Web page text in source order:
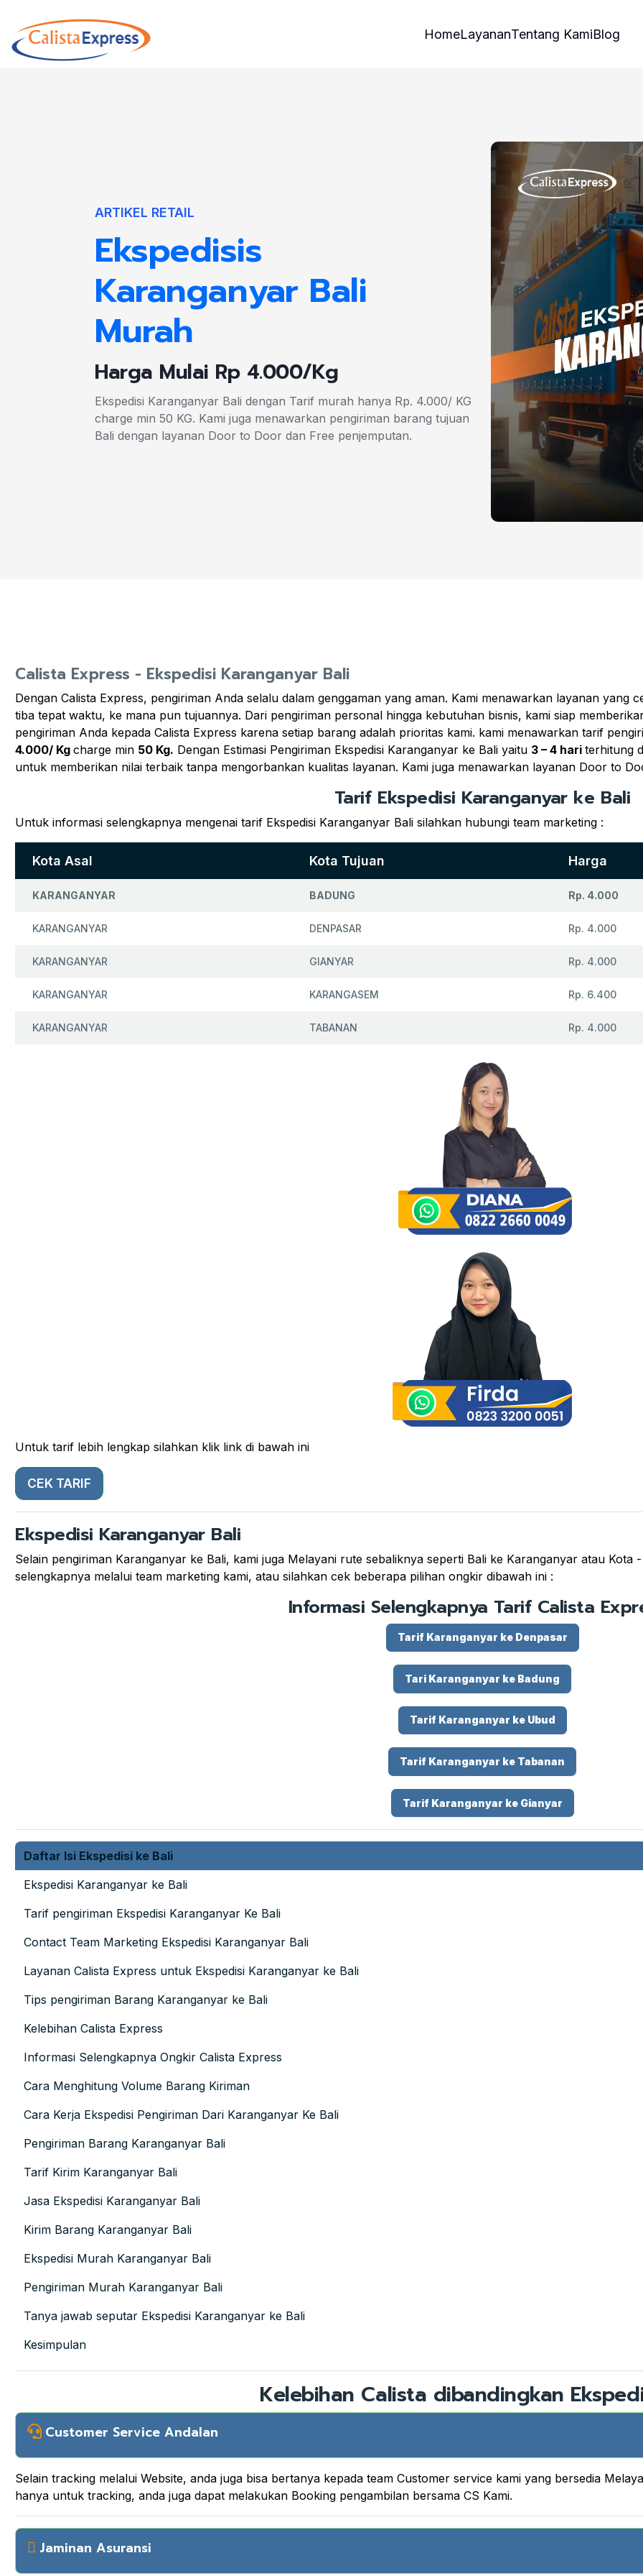
HomeLayananTentang KamiBlog
ARTIKEL RETAIL
Ekspedisis
Karanganyar Bali
Murah
Harga Mulai Rp 4.000/Kg
Ekspedisi Karanganyar Bali dengan Tarif murah hanya Rp. 4.000/ KG
charge min 50 KG. Kami juga menawarkan pengiriman barang tujuan
Bali dengan layanan Door to Door dan Free penjemputan.
Calista Express - Ekspedisi Karanganyar Bali
Dengan Calista Express, pengiriman Anda selalu dalam genggaman yang aman. Kami menawarkan layanan yang
tiba tepat waktu, ke mana pun tujuannya. Dari pengiriman personal hingga kebutuhan bisnis, kami siap
pengiriman Anda kepada Calista Express karena setiap barang adalah prioritas kami. kami menawarkan tarif
4.000/ Kg charge min 50 Kg. Dengan Estimasi Pengiriman Ekspedisi Karanganyar ke Bali yaitu 3 – 4 hari terhitung
untuk memberikan nilai terbaik tanpa mengorbankan kualitas layanan. Kami juga menawarkan layanan Door to
Tarif Ekspedisi Karanganyar ke Bali
Untuk informasi selengkapnya mengenai tarif Ekspedisi Karanganyar Bali silahkan hubungi team marketing :
Kota Asal Kota Tujuan Harga
KARANGANYAR BADUNG Rp. 4.000
KARANGANYAR DENPASAR Rp. 4.000
KARANGANYAR GIANYAR Rp. 4.000
KARANGANYAR KARANGASEM Rp. 6.400
KARANGANYAR TABANAN Rp. 4.000
Untuk tarif lebih lengkap silahkan klik link di bawah ini
CEK TARIF
Ekspedisi Karanganyar Bali
Selain pengiriman Karanganyar ke Bali, kami juga Melayani rute sebaliknya seperti Bali ke Karanganyar atau
selengkapnya melalui team marketing kami, atau silahkan cek beberapa pilihan ongkir dibawah ini :
Informasi Selengkapnya Tarif Calista
Tarif Karanganyar ke Denpasar
Tari Karanganyar ke Badung
Tarif Karanganyar ke Ubud
Tarif Karanganyar ke Tabanan
Tarif Karanganyar ke Gianyar
Daftar Isi Ekspedisi ke Bali
Ekspedisi Karanganyar ke Bali
Tarif pengiriman Ekspedisi Karanganyar Ke Bali
Contact Team Marketing Ekspedisi Karanganyar Bali
Layanan Calista Express untuk Ekspedisi Karanganyar ke Bali
Tips pengiriman Barang Karanganyar ke Bali
Kelebihan Calista Express
Informasi Selengkapnya Ongkir Calista Express
Cara Menghitung Volume Barang Kiriman
Cara Kerja Ekspedisi Pengiriman Dari Karanganyar Ke Bali
Pengiriman Barang Karanganyar Bali
Tarif Kirim Karanganyar Bali
Jasa Ekspedisi Karanganyar Bali
Kirim Barang Karanganyar Bali
Ekspedisi Murah Karanganyar Bali
Pengiriman Murah Karanganyar Bali
Tanya jawab seputar Ekspedisi Karanganyar ke Bali
Kesimpulan
Kelebihan Calista dibandingkan
Customer Service Andalan
Selain tracking melalui Website, anda juga bisa bertanya kepada team Customer service kami yang bersedia
hanya untuk tracking, anda juga dapat melakukan Booking pengambilan bersama CS Kami.
Jaminan Asuransi